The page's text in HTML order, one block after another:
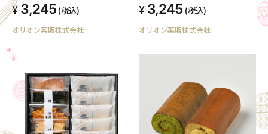
3,245 (税込)
オリオン薬販株式会社
3,245 (税込)
オリオン薬販株式会社